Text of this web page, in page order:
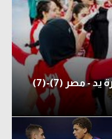
مباشر كأس العالم للناشئات كرة يد - مصر (7)-(7)